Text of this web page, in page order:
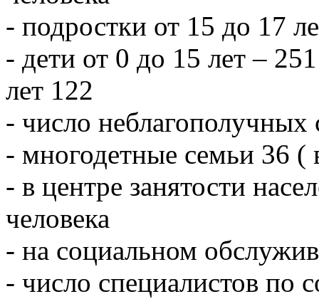
- подростки от 15 до 17
- дети от 0 до 15 лет –
лет 122
- число
- многодетные семьи 36 (
- в центре занятости
человека
- на социальном
- число специалистов по